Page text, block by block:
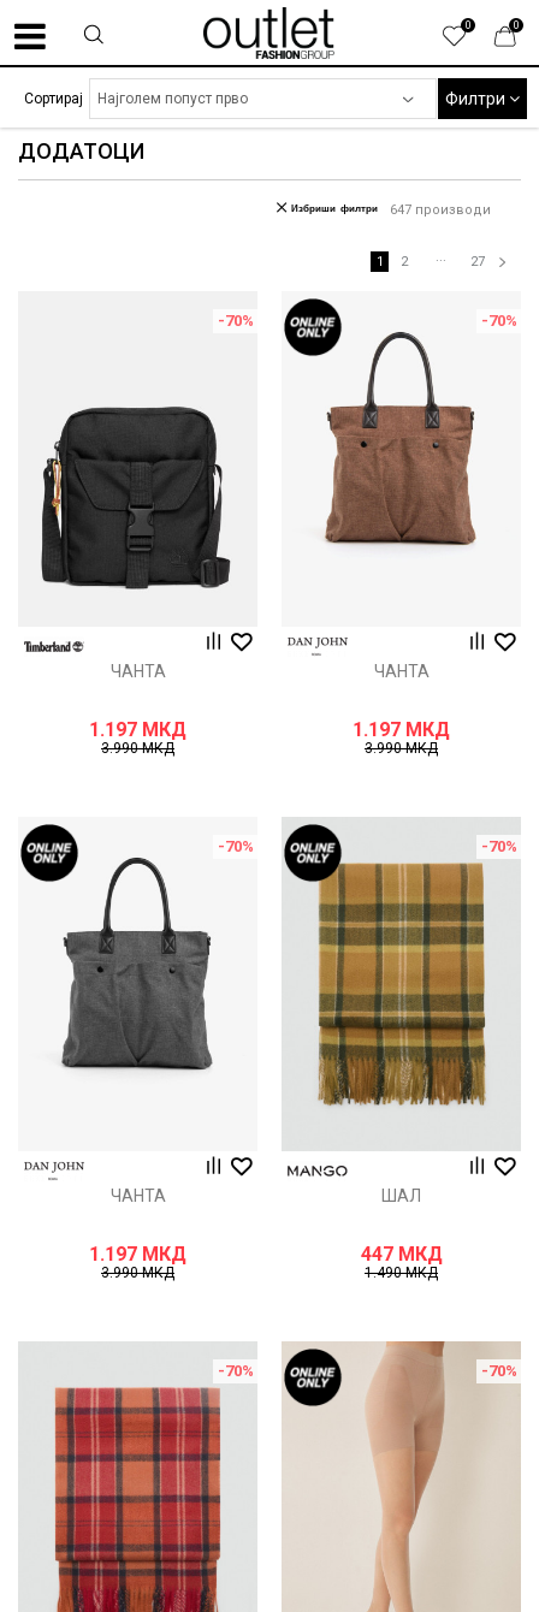
0
0
ДОДАТОЦИ
Сортирај Филтри
647 производи
Избриши филтри
1 2 ... 27
-70%
ЧАНТА
1.197 МКД
3.990МКД
-70%
ЧАНТА
1.197 МКД
3.990МКД
-70%
ЧАНТА
1.197 МКД
3.990МКД
-70%
ШАЛ
447 МКД
1.490МКД
-70% -70%